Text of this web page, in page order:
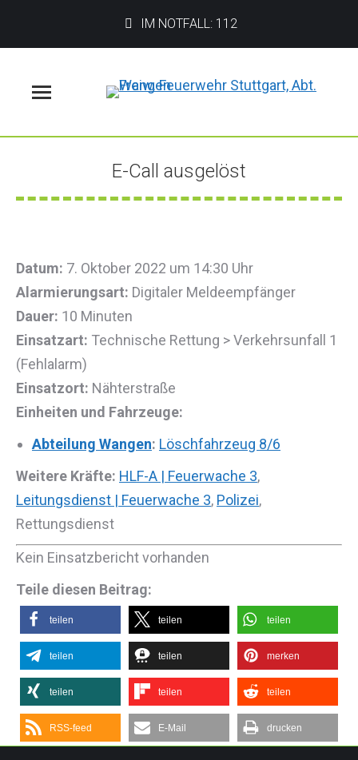
IM NOTFALL: 112
E-Call ausgelöst
Sie befinden sich hier:
Datum: 7. Oktober 2022 um 14:30 Uhr
Alarmierungsart: Digitaler Meldeempfänger
Dauer: 10 Minuten
Einsatzart: Technische Rettung > Verkehrsunfall 1
(Fehlalarm)
Einsatzort: Nähterstraße
Einheiten und Fahrzeuge:
Abteilung Wangen: Löschfahrzeug 8/6
Weitere Kräfte: HLF-A | Feuerwache 3,
Leitungsdienst | Feuerwache 3, Polizei,
Rettungsdienst
Kein Einsatzbericht vorhanden
Teile diesen Beitrag:
teilen teilen teilen
teilen teilen merken
teilen teilen teilen
RSS-feed E-Mail drucken